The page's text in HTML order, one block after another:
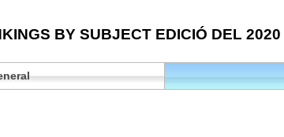
BY SUBJECT EDICIÓ DEL 2020